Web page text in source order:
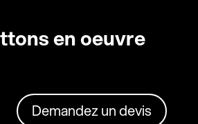
en oeuvre
Demandez un devis